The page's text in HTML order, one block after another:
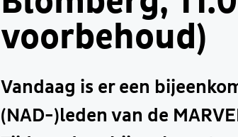
voorbehoud)
Vandaag is er een
(NAD-)leden van de